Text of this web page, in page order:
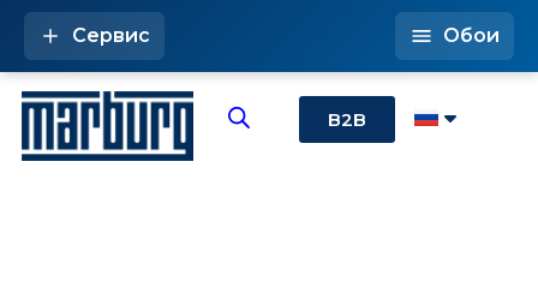
B2B
Сервис Обои